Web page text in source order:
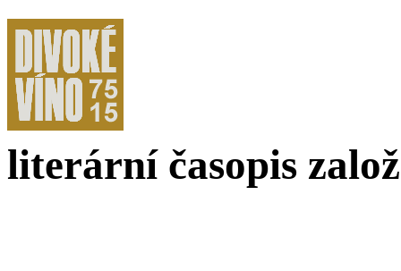
literární časopis